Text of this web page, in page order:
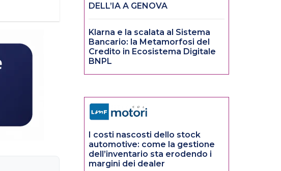
DELL’IA A GENOVA
Klarna e la scalata al Sistema
Bancario: la Metamorfosi del
Credito in Ecosistema Digitale
BNPL
I costi nascosti dello stock
automotive: come la gestione
dell’inventario sta erodendo i
margini dei dealer